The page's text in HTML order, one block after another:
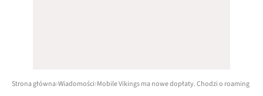
Strona główna Wiadomości Mobile Vikings ma nowe dopłaty. Chodzi o roaming